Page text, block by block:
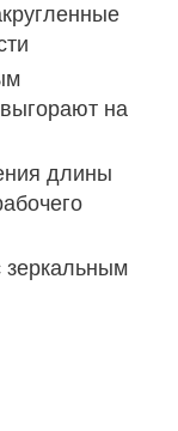
на
длины
зеркальным